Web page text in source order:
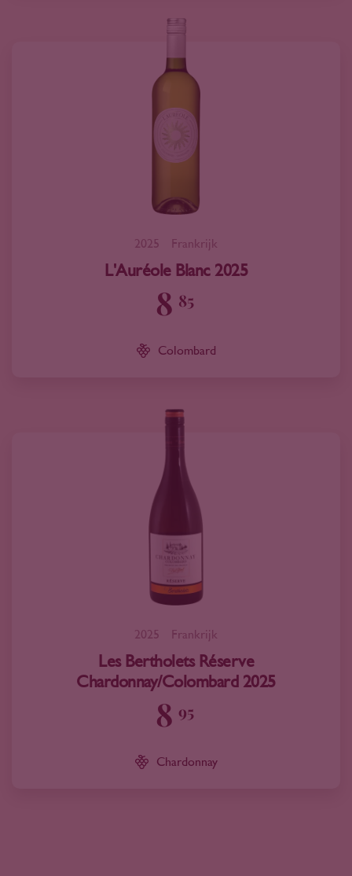
2025 Frankrijk
L'Auréole Blanc 2025
8 85
Colombard
2025 Frankrijk
Les Bertholets Réserve
Chardonnay/Colombard 2025
8 95
Chardonnay